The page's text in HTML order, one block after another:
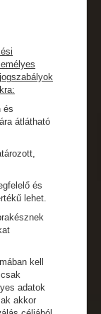
és
átlátható
és
lehet.
kell
adatok
akkor